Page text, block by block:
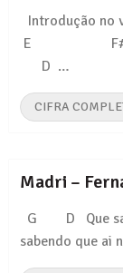
Introdução
E F#m Não
D …
CIFRA
Madri –
G D Que
sabendo que